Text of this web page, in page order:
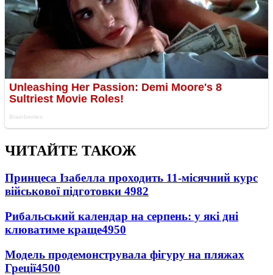
ЧИТАЙТЕ ТАКОЖ
Принцеса Ізабелла проходить 11-місячний курс
військової підготовки 4982
Рибальський календар на серпень: у які дні
клюватиме краще4950
Модель продемонструвала фігуру на пляжах
Греції4500